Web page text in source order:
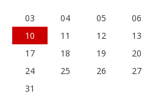
03
04 05 06
10
11 12 13
17
18 19 20
24
25 26 27
31